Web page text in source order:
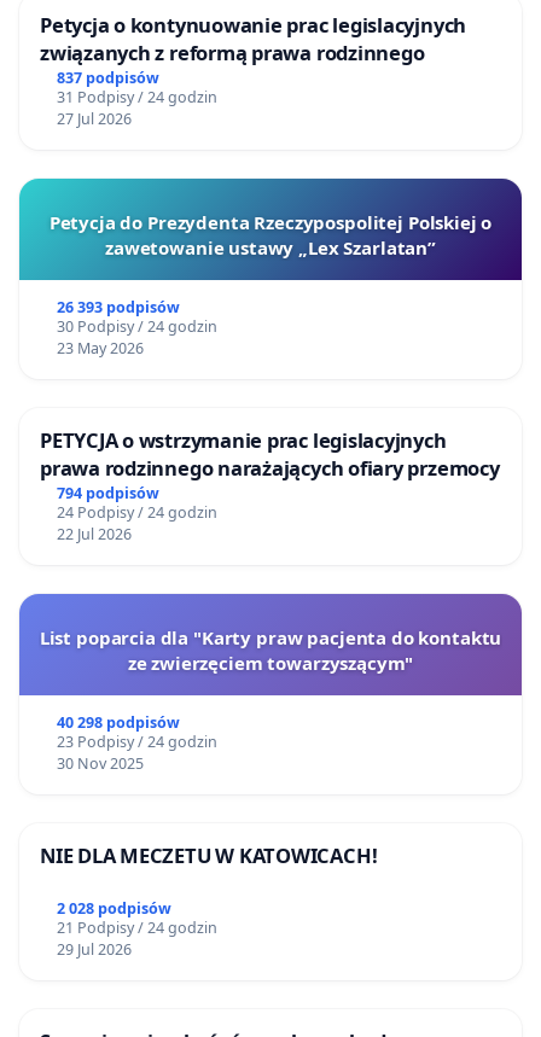
Petycja o kontynuowanie prac legislacyjnych
związanych z reformą prawa rodzinnego
837 podpisów
31 Podpisy / 24 godzin
27 Jul 2026
Petycja do Prezydenta Rzeczypospolitej Polskiej o
zawetowanie ustawy „Lex Szarlatan”
26 393 podpisów
30 Podpisy / 24 godzin
23 May 2026
PETYCJA o wstrzymanie prac legislacyjnych
prawa rodzinnego narażających ofiary przemocy
794 podpisów
24 Podpisy / 24 godzin
22 Jul 2026
List poparcia dla "Karty praw pacjenta do kontaktu
ze zwierzęciem towarzyszącym"
40 298 podpisów
23 Podpisy / 24 godzin
30 Nov 2025
NIE DLA MECZETU W KATOWICACH!
2 028 podpisów
21 Podpisy / 24 godzin
29 Jul 2026